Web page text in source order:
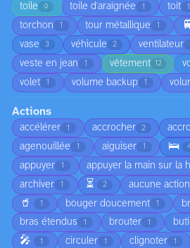
toile 9 toile d'araignée 1 toit 1
torchon 1 tour métallique 1
vase 3 véhicule 2 ventilateur
veste en jean 1 vêtement 12
volet 1 volume backup 1
Actions
accélérer 1 accrocher 2
agenouillée 1 aiguiser 1 🛌
appuyer 1 appuyer la main sur la
archiver 1 ⏳ 2 aucune
🥤 1 bouger doucement 1
bras étendus 1 brouter 1
🎤 1 circuler 1 clignoter 1